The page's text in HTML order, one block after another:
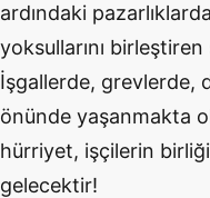
ardındaki
yoksullarını birleştiren
İşgallerde, grevlerde,
önünde yaşanmakta
hürriyet, işçilerin
gelecektir!